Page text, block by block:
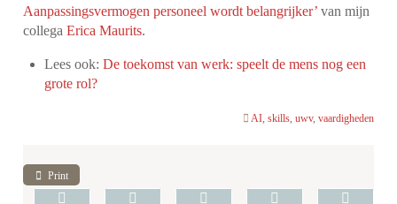
Aanpassingsvermogen personeel wordt belangrijker’ van mijn
collega Erica Maurits.
Lees ook:De toekomst van werk: speelt de mens nog een
grote rol?
AI, skills, uwv, vaardigheden
Print